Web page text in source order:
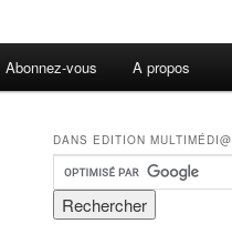
Abonnez-vous A propos
DANS EDITION MULTIMÉDI@